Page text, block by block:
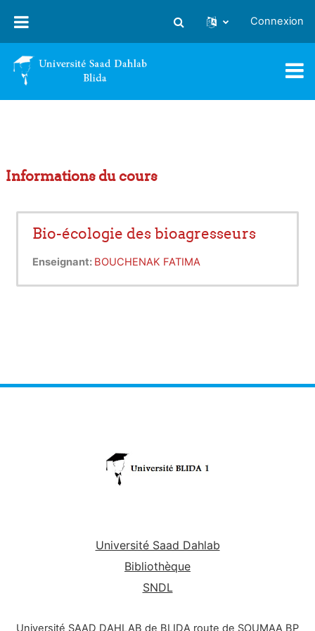
Activer/désactiver la saisie
Connexion
Informations du cours
Bio-écologie des bioagresseurs
Enseignant: BOUCHENAK FATIMA
Université Saad Dahlab
Bibliothèque
SNDL
Université SAAD DAHLAB de BLIDA route de SOUMAA BP